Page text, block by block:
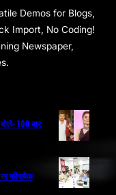
Demos for Blogs,
Import, No Coding!
Newspaper,
100 बार
फीडबैक